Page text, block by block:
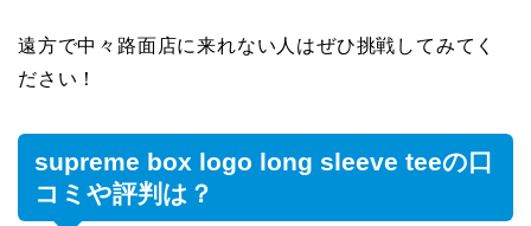
遠方で中々路面店に来れない人はぜひ挑戦してみてく
ださい！
supreme box logo long sleeve teeの口
コミや評判は？